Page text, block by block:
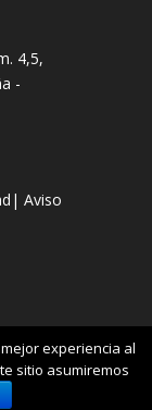
4,5,
-
Aviso
experiencia al
sitio asumiremos